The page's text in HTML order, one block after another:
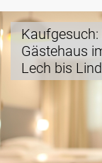
Gästehaus
Lech bis